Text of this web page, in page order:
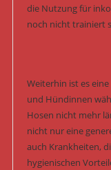
die Nutzung für
noch nicht trainiert
Weiterhin ist es
und Hündinnen
Hosen nicht mehr
nicht nur eine
auch Krankheiten,
hygienischen